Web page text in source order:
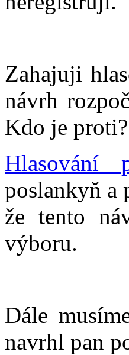
Zahajuji
návrh
Kdo je proti?
Hlasování
poslankyň a
že tento
výboru.
Dále
navrhl pan